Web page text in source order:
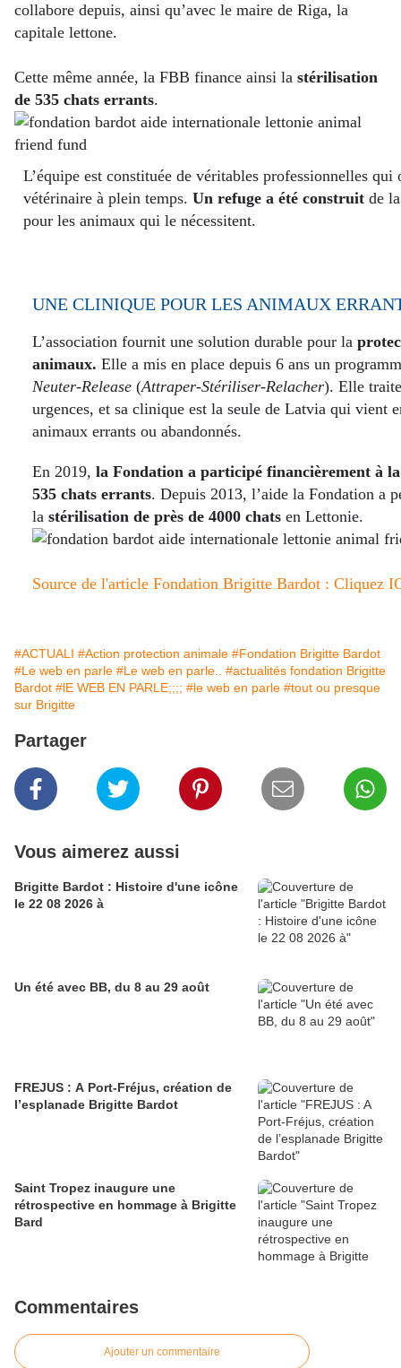
collabore depuis, ainsi qu’avec le maire de Riga, la
capitale lettone.
Cette même année, la FBB finance ainsi la stérilisation
de 535 chats errants.
L’équipe est constituée de véritables professionnelles
vétérinaire à plein temps. Un refuge a été construit de
pour les animaux qui le nécessitent.
UNE CLINIQUE POUR LES ANIMAUX
L’association fournit une solution durable pour la
animaux. Elle a mis en place depuis 6 ans un
Neuter-Release (Attraper-Stériliser-Relacher). Elle
urgences, et sa clinique est la seule de Latvia qui vient
animaux errants ou abandonnés.
En 2019, la Fondation a participé financièrement à la
535 chats errants. Depuis 2013, l’aide la Fondation a
la stérilisation de près de 4000 chats en Lettonie.
Source de l'article Fondation Brigitte Bardot : Cliquez
#ACTUALI #Action protection animale #Fondation Brigitte Bardot
#Le web en parle #Le web en parle..
#actualités fondation Brigitte
Bardot #lE WEB EN PARLE;;;; #le web en parle #tout ou presque
sur Brigitte
Partager
Vous aimerez aussi
Brigitte Bardot : Histoire d'une icône
le 22 08 2026 à
Un été avec BB, du 8 au 29 août
FREJUS : A Port-Fréjus, création de
l’esplanade Brigitte Bardot
Saint Tropez inaugure une
rétrospective en hommage à Brigitte
Bard
Commentaires
Ajouter un commentaire